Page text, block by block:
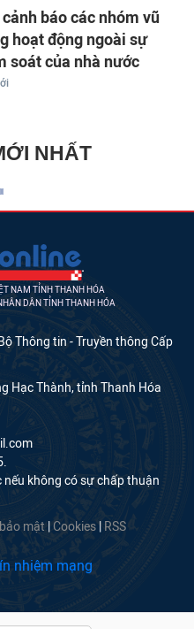
báo các nhóm vũ
hoạt động ngoài sự
soát của nhà nước
NHẤT
NAM TỈNH THANH HÓA
DÂN TỈNH THANH HÓA
Thông tin - Truyền thông Cấp
Hạc Thành, tỉnh Thanh Hóa
không có sự chấp thuận
mật Cookies RSS